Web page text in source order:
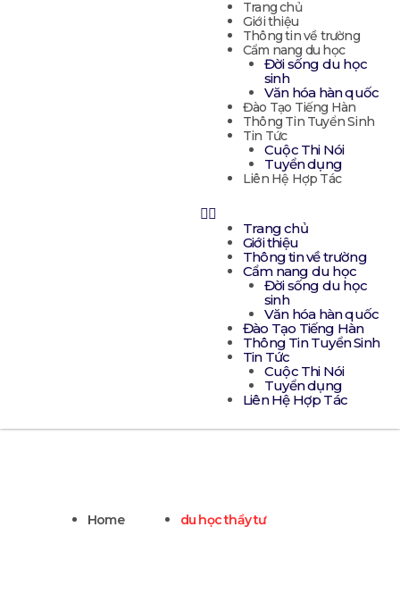
Trang chủ
Giới thiệu
Thông tin về trường
Cẩm nang du học
Đời sống du học
sinh
Văn hóa hàn quốc
Đào Tạo Tiếng Hàn
Thông Tin Tuyển Sinh
Tin Tức
Cuộc Thi Nói
Tuyển dụng
Liên Hệ Hợp Tác
Menu
Trang chủ
Giới thiệu
Thông tin về trường
Cẩm nang du học
Đời sống du học
sinh
Văn hóa hàn quốc
Đào Tạo Tiếng Hàn
Thông Tin Tuyển Sinh
Tin Tức
Cuộc Thi Nói
Tuyển dụng
Liên Hệ Hợp Tác
Home du học thầy tư